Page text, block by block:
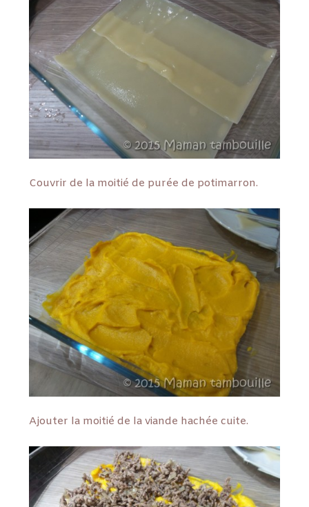
Couvrir de la moitié de purée de potimarron.
Ajouter la moitié de la viande hachée cuite.